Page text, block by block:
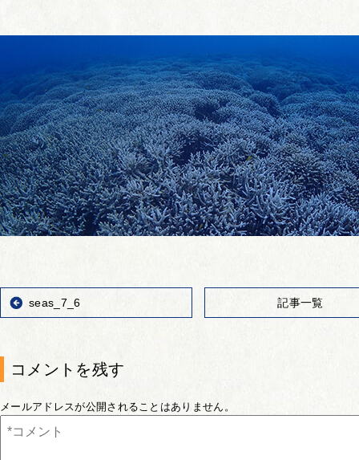
seas_7_6 記事一覧
コメントを残す
メールアドレスが公開されることはありません。